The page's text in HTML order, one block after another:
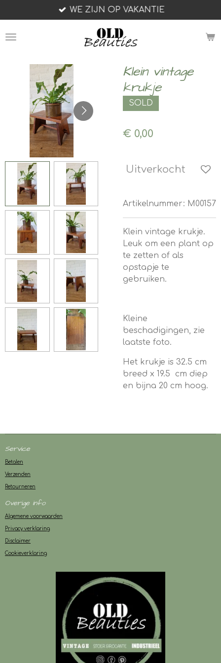
direct
naar
WE ZIJN OP VAKANTIE
Klein vintage
krukje
SOLD
€ 0,00
Uitverkocht
Artikelnummer: M00157
Klein vintage krukje.
Leuk om een plant op
te zetten of als
opstapje te
gebruiken.
Kleine
beschadigingen, zie
laatste foto.
Het krukje is 32.5 cm
breed x 19.5 cm diep
en bijna 20 cm hoog.
Service
Betalen
Verzenden
Retourneren
Overige info
Algemene voorwaarden
Privacy verklaring
Disclaimer
Cookieverklaring